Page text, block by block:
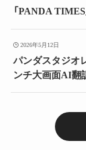
「PANDA
2026年5月12日
パンダスタジオ
ンチ大画面AI翻